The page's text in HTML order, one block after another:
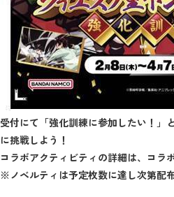
受付にて「強化訓練に参加したい！」
に挑戦しよう！
コラボアクティビティの詳細は、コラ
※ノベルティは予定枚数に達し次第配